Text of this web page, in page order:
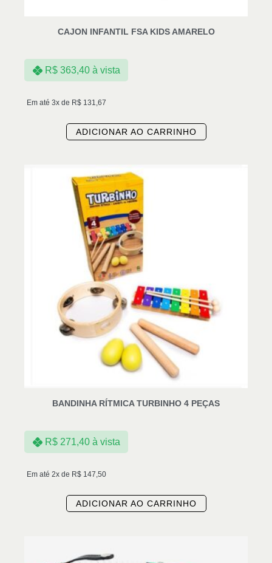
CAJON INFANTIL FSA KIDS AMARELO
Em até 3x de R$ 131,67
R$363,40 à vista
ADICIONAR AO CARRINHO
BANDINHA RÍTMICA TURBINHO 4 PEÇAS
Em até 2x de R$ 147,50
R$271,40 à vista
ADICIONAR AO CARRINHO